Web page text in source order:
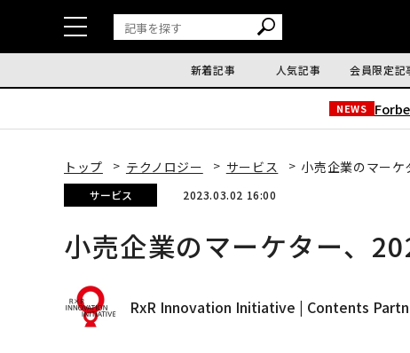
新着記事 人気記事 会員限定記
NEWS
トップ テクノロジー サービス 小売企業のマー
サービス 2023.03.02 16:00
小売企業のマーケター、
RxR Innovation Initiative | Contents